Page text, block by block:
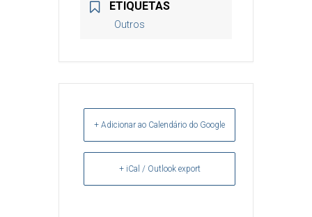
ETIQUETAS
Outros
+ Adicionar ao Calendário do Google
+ iCal / Outlook export